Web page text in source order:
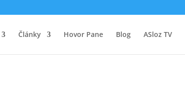
Články Hovor Pane Blog ASloz TV